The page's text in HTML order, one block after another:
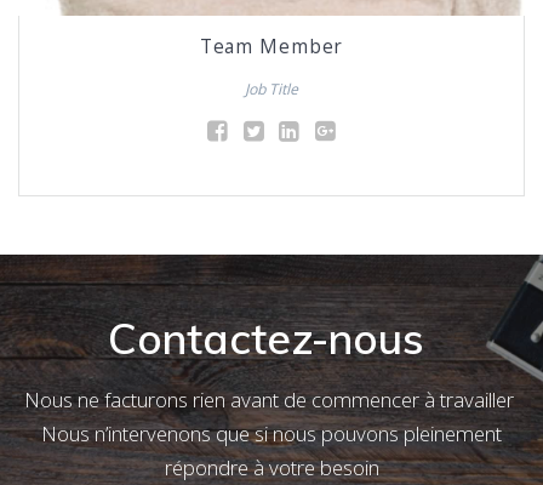
Team Member
Job Title
Contactez-nous
Nous ne facturons rien avant de commencer à travailler
Nous n’intervenons que si nous pouvons pleinement
répondre à votre besoin